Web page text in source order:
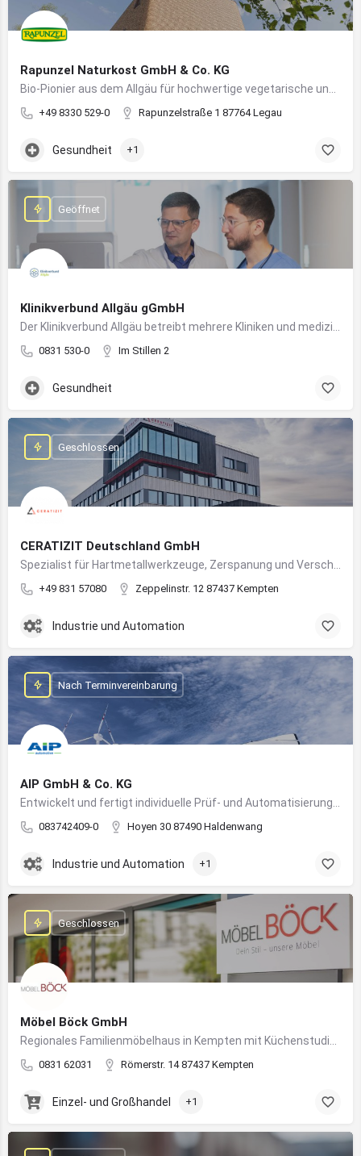
Rapunzel Naturkost GmbH & Co. KG
+49 8330 529-0 Rapunzelstraße 1 87764 Legau
Gesundheit +1
Klinikverbund Allgäu gGmbH
0831 530-0 Im Stillen 2
Geöffnet
Gesundheit
CERATIZIT Deutschland GmbH
+49 831 57080 Zeppelinstr. 12 87437 Kempten
Geschlossen
Industrie und Automation
AIP GmbH & Co. KG
083742409-0 Hoyen 30 87490 Haldenwang
Nach Terminvereinbarung
Industrie und Automation +1
Möbel Böck GmbH
0831 62031 Römerstr. 14 87437 Kempten
Geschlossen
Einzel- und Großhandel +1